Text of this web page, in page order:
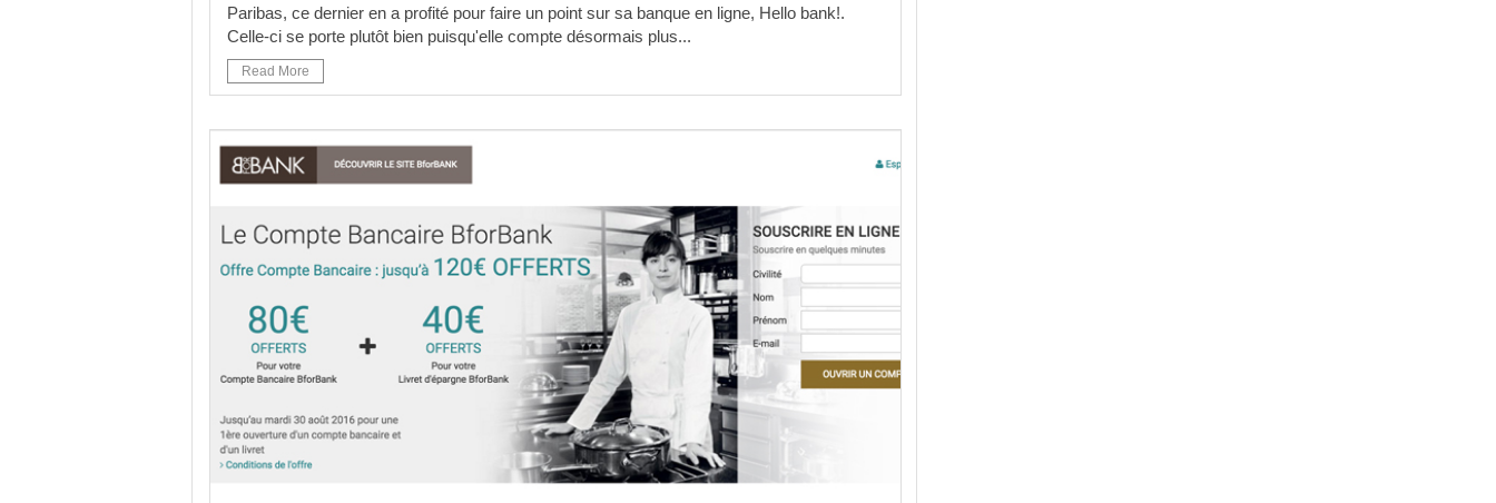
Paribas, ce dernier en a profité pour faire un point sur sa banque en ligne, Hello bank!.
Celle-ci se porte plutôt bien puisqu'elle compte désormais plus...
Read More